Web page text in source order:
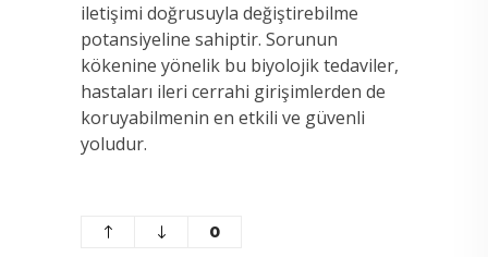
iletişimi doğrusuyla değiştirebilme
potansiyeline sahiptir. Sorunun
kökenine yönelik bu biyolojik tedaviler,
hastaları ileri cerrahi girişimlerden de
koruyabilmenin en etkili ve güvenli
yoludur.
0